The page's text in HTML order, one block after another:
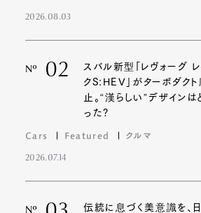
2026.08.03
Nº 02
スバル新型「レヴォーグ レ
クS:HEV」がターボダクト
止。“漢らしい”デザインは
った?
Cars Featured クルマ
2026.07.14
Nº 伝統に息づく美意識を、